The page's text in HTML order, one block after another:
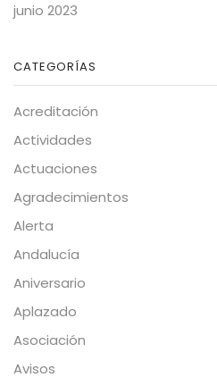
junio 2023
CATEGORÍAS
Acreditación
Actividades
Actuaciones
Agradecimientos
Alerta
Andalucía
Aniversario
Aplazado
Asociación
Avisos